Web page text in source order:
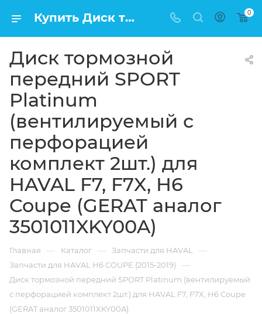
Купить Диск тормозной передний SPORT Platinum (вентилируемый с перфорацией комплект 2шт.) для HAVAL F7, F7X, H6 Coupe (GERAT аналог 3501011XKY00A) в Москве по низкой цене 0
Диск тормозной
передний SPORT
Platinum
(вентилируемый с
перфорацией
комплект 2шт.) для
HAVAL F7, F7X, H6
Coupe (GERAT аналог
3501011XKY00A)
Главная — Каталог — Запчасти для HAVAL —
Запчасти для HAVAL H6 COUPE (2015-2019) —
Диск тормозной передний SPORT Platinum (вентилируемый
с перфорацией комплект 2шт.) для HAVAL F7, F7X, H6 Coupe
(GERAT аналог 3501011XKY00A)